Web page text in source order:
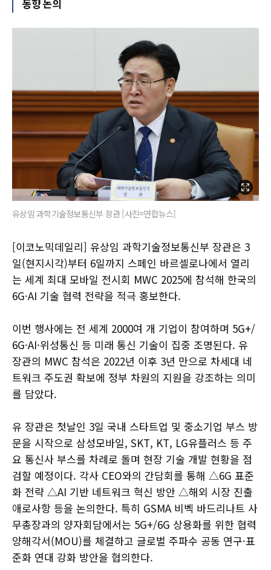
동향 논의
유상임 과학기술정보통신부 장관 [사진=연합뉴스]
[이코노믹데일리] 유상임 과학기술정보통신부 장관은 3
일(현지시각)부터 6일까지 스페인 바르셀로나에서 열리
는 세계 최대 모바일 전시회 MWC 2025에 참석해 한국의
6G·AI 기술 협력 전략을 적극 홍보한다.
이번 행사에는 전 세계 2000여 개 기업이 참여하며 5G+/
6G·AI·위성통신 등 미래 통신 기술이 집중 조명된다. 유
장관의 MWC 참석은 2022년 이후 3년 만으로 차세대 네
트워크 주도권 확보에 정부 차원의 지원을 강조하는 의미
를 담았다.
유 장관은 첫날인 3일 국내 스타트업 및 중소기업 부스 방
문을 시작으로 삼성모바일, SKT, KT, LG유플러스 등 주
요 통신사 부스를 차례로 돌며 현장 기술 개발 현황을 점
검할 예정이다. 각사 CEO와의 간담회를 통해 △6G 표준
화 전략 △AI 기반 네트워크 혁신 방안 △해외 시장 진출
애로사항 등을 논의한다. 특히 GSMA 비벡 바드리나트 사
무총장과의 양자회담에서는 5G+/6G 상용화를 위한 협력
양해각서(MOU)를 체결하고 글로벌 주파수 공동 연구·표
준화 연대 강화 방안을 협의한다.